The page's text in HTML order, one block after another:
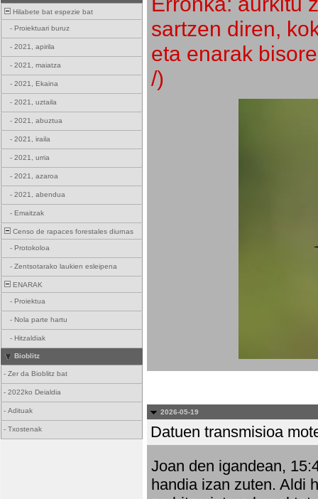
Hilabete bat espezie bat
- Proiektuari buruz
- 2021, apirila
- 2021, maiatza
- 2021, Ekaina
- 2021, uztaila
- 2021, abuztua
- 2021, iraila
- 2021, urria
- 2021, azaroa
- 2021, abendua
- Emaitzak
Censo de rapaces forestales diurnas
- Protokoloa
- Zentsotarako laukien esleipena
ENARAK
- Proiektua
- Nola parte hartu
- Hitzaldiak
Bioblitz
- Zer da Bioblitz bat
- 2022ko Deialdia
- Adituak
- Txostenak
sartzen diren,
eta enarak
/)
2026-05-19
Datuen transmisioa
Joan den igandean,
handia izan zuten. Aldi